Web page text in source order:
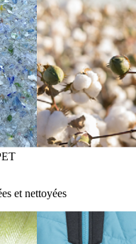
et nettoyées